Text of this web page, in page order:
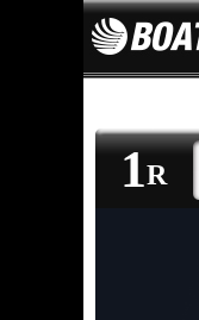
1 R